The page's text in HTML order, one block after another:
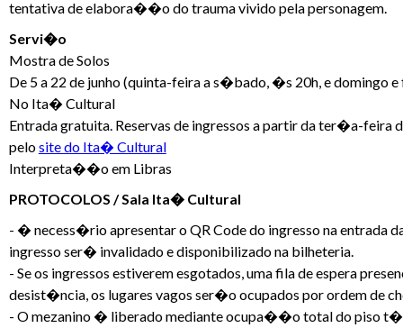
tentativa de elabora��o do trauma vivido pela personagem.
Servi�o
Mostra de Solos
De 5 a 22 de junho (quinta-feira a s�bado, �s 20h, e domingo
No Ita� Cultural
Entrada gratuita. Reservas de ingressos a partir da ter�a-
pelosite do Ita� Cultural
Interpreta��o em Libras
PROTOCOLOS / Sala Ita� Cultural
- � necess�rio apresentar o QR Code do ingresso na
ingresso ser� invalidado e disponibilizado na bilheteria.
- Se os ingressos estiverem esgotados, uma fila de espera
desist�ncia, os lugares vagos ser�o ocupados por ordem de
- O mezanino � liberado mediante ocupa��o total do piso